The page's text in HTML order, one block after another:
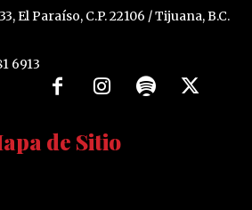
El Paraíso, C.P. 22106 / Tijuana, B.C.
6913
de Sitio